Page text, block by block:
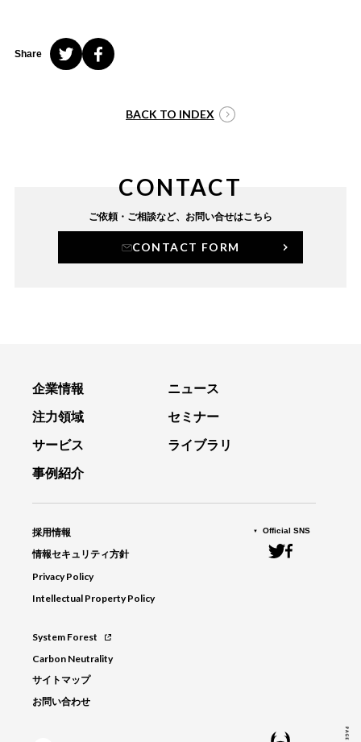
Share
BACK TO INDEX
CONTACT
ご依頼・ご相談など、 お問い合せはこちら
CONTACT FORM
企業情報
注力領域
サービス
事例紹介
ニュース
セミナー
ライブラリ
採用情報
情報セキュリティ方針
Privacy Policy
Intellectual Property Policy
System Forest
Carbon Neutrality
サイトマップ
お問い合わせ
Official SNS